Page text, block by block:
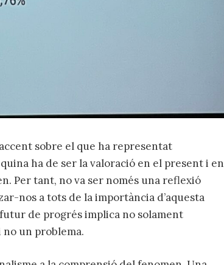
sobre el que ha representat
ha de ser la valoració en el present i en
Per tant, no va ser només una reflexió
nos a tots de la importància d’aquesta
de progrés implica no solament
un problema.